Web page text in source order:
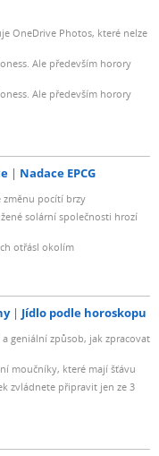
OneDrive Photos, které nelze
Ale především horory
Ale především horory
Nadace EPCG
změnu pocítí brzy
solární společnosti hrozí
otřásl okolím
Jídlo podle horoskopu
geniální způsob, jak zpracovat
moučníky, které mají šťávu
zvládnete připravit jen ze 3